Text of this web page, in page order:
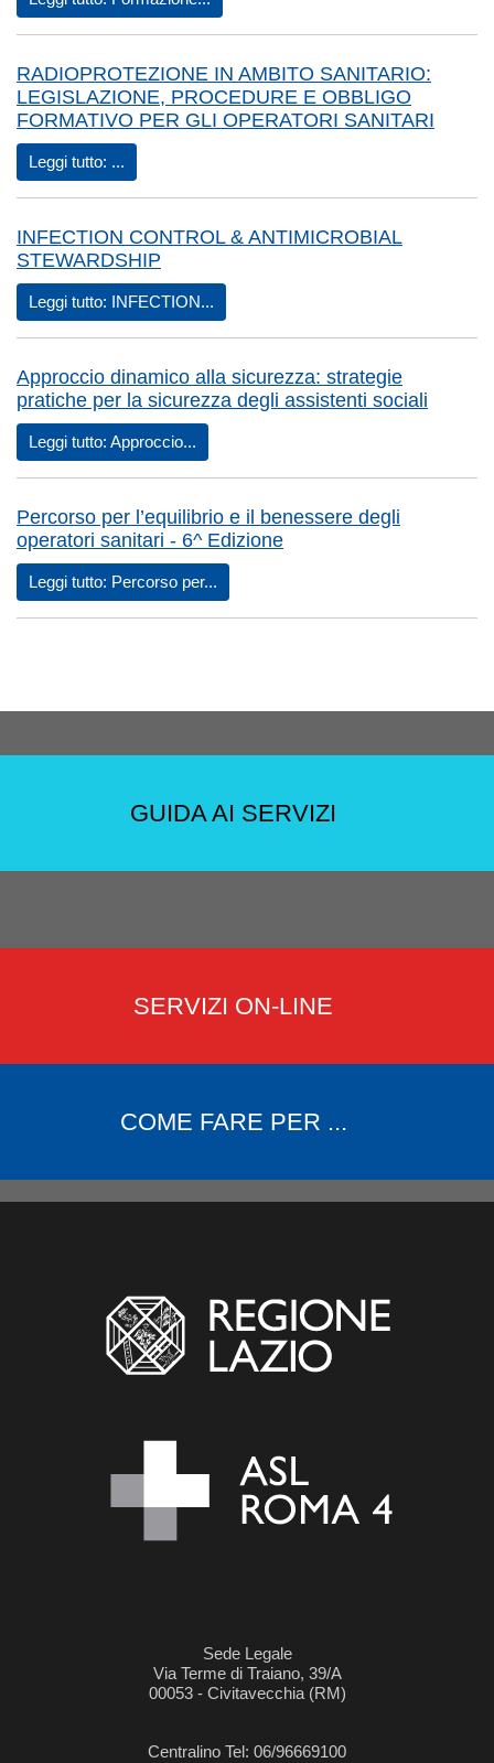
RADIOPROTEZIONE IN AMBITO SANITARIO:
LEGISLAZIONE, PROCEDURE E OBBLIGO
FORMATIVO PER GLI OPERATORI SANITARI
Leggi tutto: ...
INFECTION CONTROL & ANTIMICROBIAL
STEWARDSHIP
Leggi tutto: INFECTION...
Approccio dinamico alla sicurezza: strategie
pratiche per la sicurezza degli assistenti sociali
Leggi tutto: Approccio...
Percorso per l’equilibrio e il benessere degli
operatori sanitari - 6^ Edizione
Leggi tutto: Percorso per...
GUIDA AI SERVIZI
SERVIZI ON-LINE
COME FARE PER ...
Sede Legale
Via Terme di Traiano, 39/A
00053 - Civitavecchia (RM)
Centralino Tel: 06/96669100